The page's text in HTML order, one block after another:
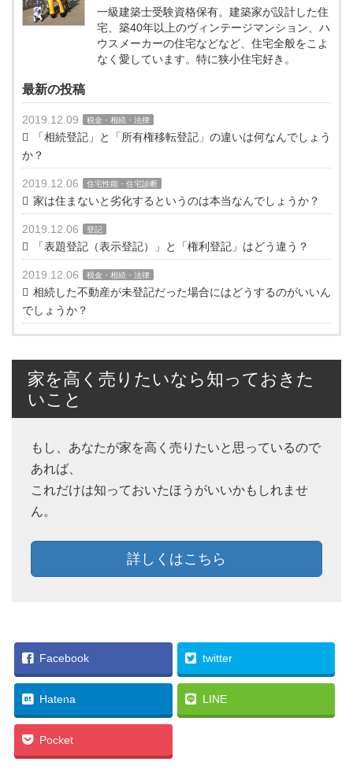
一級建築士受験資格保有。建築家が設計した住
宅、築40年以上のヴィンテージマンション、ハ
ウスメーカーの住宅などなど、住宅全般をこよ
なく愛しています。特に狭小住宅好き。
最新の投稿
2019.12.09 税金・相続・法律
「相続登記」と「所有権移転登記」の違いは何なんでしょう
か？
2019.12.06 住宅性能・住宅診断
家は住まないと劣化するというのは本当なんでしょうか？
2019.12.06 登記
「表題登記（表示登記）」と「権利登記」はどう違う？
2019.12.06 税金・相続・法律
相続した不動産が未登記だった場合にはどうするのがいいん
でしょうか？
家を高く売りたいなら知っておきた
いこと
もし、あなたが家を高く売りたいと思っているので
あれば、
これだけは知っておいたほうがいいかもしれませ
ん。
詳しくはこちら
Facebook twitter
Hatena LINE
Pocket